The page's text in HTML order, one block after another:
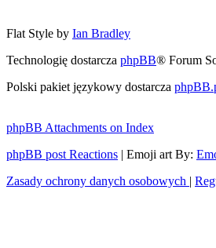
Flat Style by Ian Bradley
Technologię dostarcza phpBB® Forum
Polski pakiet językowy dostarcza
phpBB Attachments on Index
phpBB post Reactions | Emoji art By:
Zasady ochrony danych osobowych |